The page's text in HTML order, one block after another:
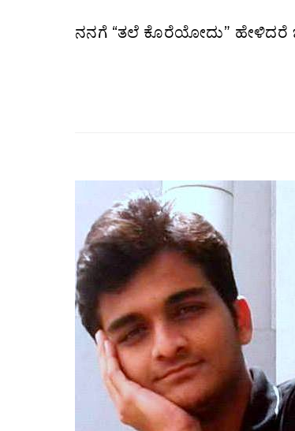
ನನಗೆ “ತಲೆ ಕೊರೆಯೋದು” ಹೇಳಿದರೆ